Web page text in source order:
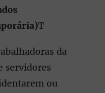
T
da
servidores
ou